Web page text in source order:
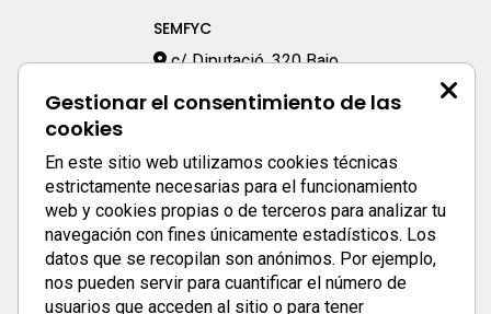
Gestionar el consentimiento de las
cookies
En este sitio web utilizamos cookies técnicas
estrictamente necesarias para el funcionamiento
web y cookies propias o de terceros para analizar tu
navegación con fines únicamente estadísticos. Los
datos que se recopilan son anónimos. Por ejemplo,
nos pueden servir para cuantificar el número de
usuarios que acceden al sitio o para tener
SEMFYC
c/ Diputació, 320 Bajo
933 170 333
Enlaces destacados:
APP SEMFYC